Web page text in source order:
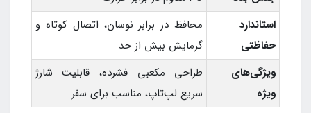
استاندارد
حفاظتی
محافظ در برابر نوسان، اتصال کوتاه و
گرمایش بیش از حد
ویژگی‌های
ویژه
طراحی مکعبی فشرده، قابلیت شارژ
سریع لپ‌تاپ، مناسب برای سفر